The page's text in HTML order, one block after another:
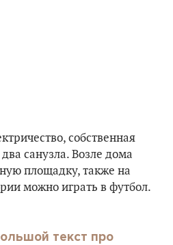
собственная
санузла. Возле дома
площадку, также на
можно играть в футбол.
текст про